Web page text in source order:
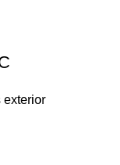
exterior